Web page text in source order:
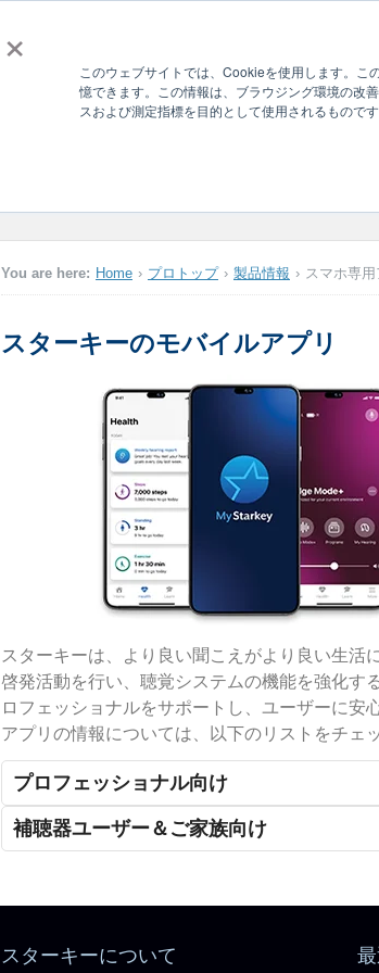
×
このウェブサイトでは、Cookieを使用します。
憶できます。この情報は、ブラウジング環境の改
スおよび測定指標を目的として使用されるものです
Home プロトップ 製品情報 スマホ専用
スターキーのモバイルアプリ
スターキーは、より良い聞こえがより良い生活
啓発活動を行い、聴覚システムの機能を強化す
ロフェッショナルをサポートし、ユーザーに
アプリの情報については、以下のリストをチェ
プロフェッショナル向け
補聴器ユーザー＆ご家族向け
スターキーについて